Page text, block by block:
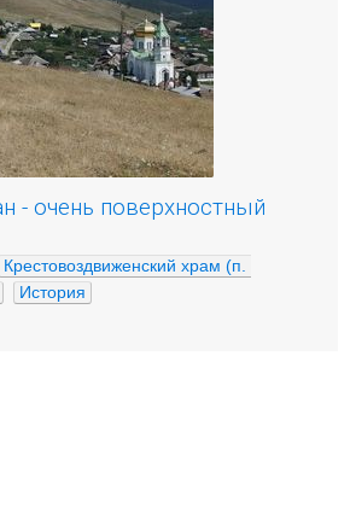
- очень поверхностный
Крестовоздвиженский храм (п.
История